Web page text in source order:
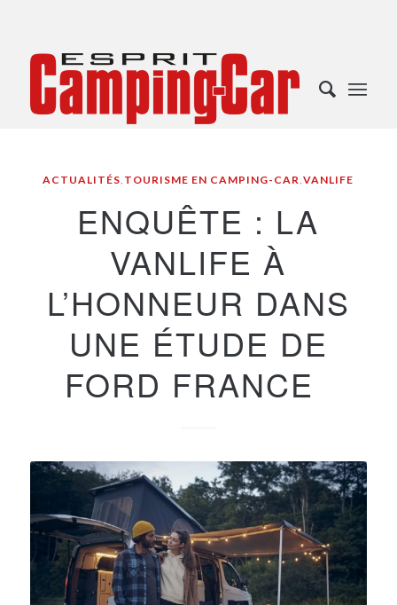
ACTUALITÉS, TOURISME EN CAMPING-CAR,VANLIFE
ENQUÊTE : LA
VANLIFE À
L’HONNEUR DANS
UNE ÉTUDE DE
FORD FRANCE